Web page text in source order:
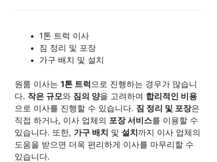
1톤 트럭 이사
짐 정리 및 포장
가구 배치 및 설치
원룸 이사는 1톤 트럭 으로 진행하는 경우가 많습니
다. 작은 규모와 짐의 양을 고려하여 합리적인 비용
으로 이사를 진행할 수 있습니다. 짐 정리 및 포장은
직접 하거나, 이사 업체의 포장 서비스를 이용할 수
있습니다. 또한, 가구 배치 및 설치 까지 이사 업체의
도움을 받으면 더욱 편리하게 이사를 마무리할 수
있습니다.